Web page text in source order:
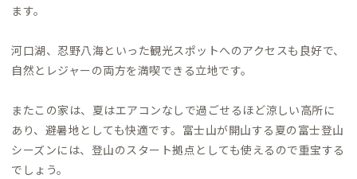
ます。
河口湖、忍野八海といった観光スポットへのアクセスも良好で、
自然とレジャーの両方を満喫できる立地です。
またこの家は、夏はエアコンなしで過ごせるほど涼しい高所に
あり、避暑地としても快適です。富士山が開山する夏の富士登山
シーズンには、登山のスタート拠点としても使えるので重宝する
でしょう。